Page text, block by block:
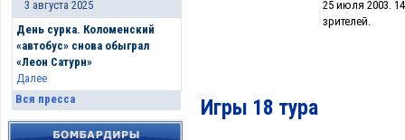
3 августа 2025
День сурка. Коломенский
«автобус» снова обыграл
«Леон Сатурн»
Далее
Вся пресса
25 июля 2003.
зрителей.
Игры 18 тура